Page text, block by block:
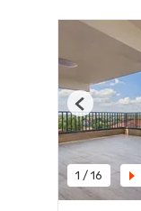
1 / 16
Previous